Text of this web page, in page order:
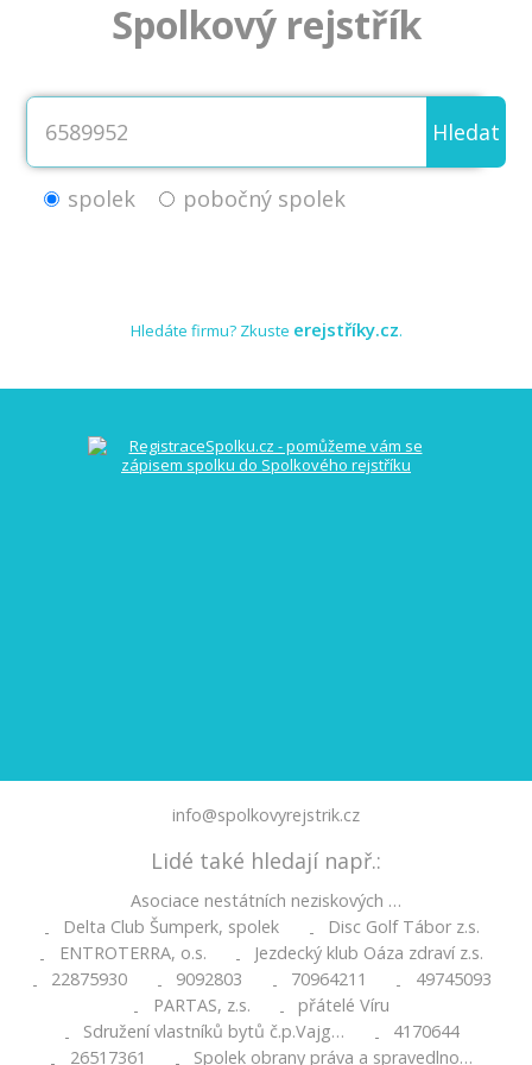
Spolkový rejstřík
Hledat
spolek pobočný spolek
Hledáte firmu? Zkuste erejstříky.cz.
info@spolkovyrejstrik.cz
Lidé také hledají např.:
Asociace nestátních neziskových …
-
Delta Club Šumperk, spolek -
Disc Golf Tábor z.s.
-
ENTROTERRA, o.s. -
Jezdecký klub Oáza zdraví z.s.
-
22875930 - 9092803 - 70964211 -
49745093
-
PARTAS, z.s. -
přátelé Víru
-
Sdružení vlastníků bytů č.p.Vajg… -
4170644
26517361 Spolek obrany práva a spravedlno…